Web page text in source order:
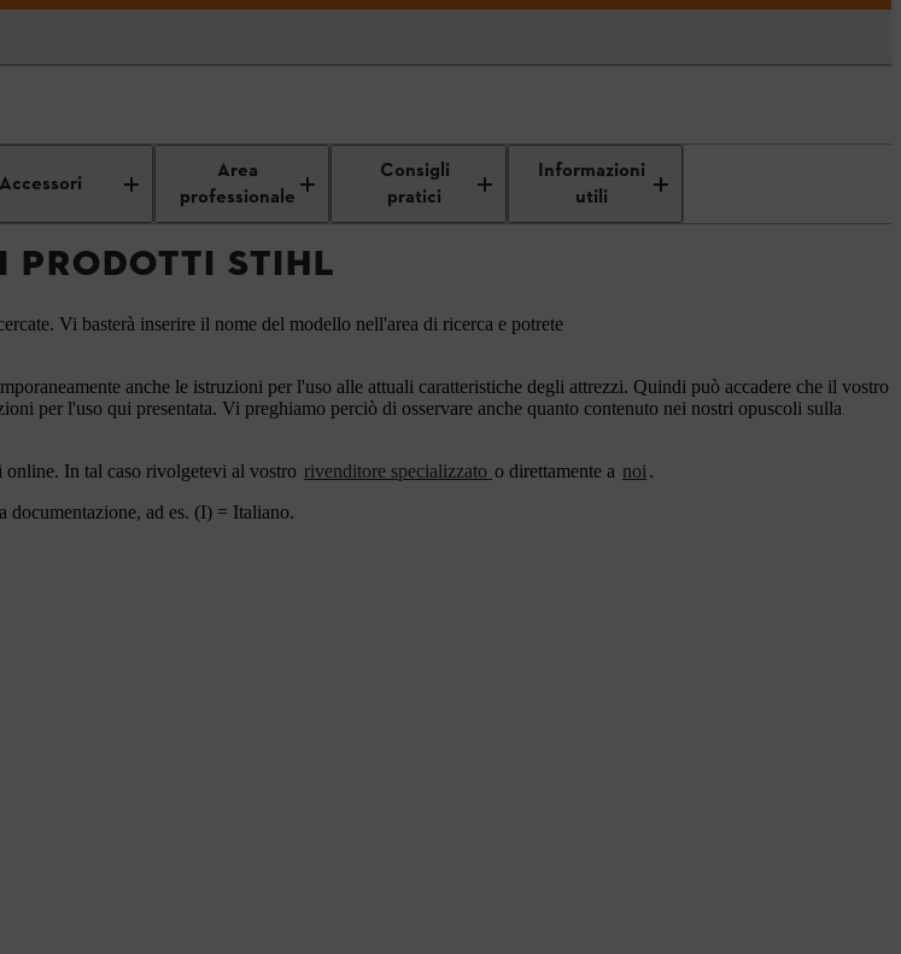
Accessori
Area
professionale
Consigli
pratici
Informazioni
utili
PRODOTTI STIHL
Vi basterà inserire il nome del modello nell'area di ricerca e potrete
anche le istruzioni per l'uso alle attuali caratteristiche degli attrezzi. Quindi può accadere che il vostro
per l'uso qui presentata. Vi preghiamo perciò di osservare anche quanto contenuto nei nostri opuscoli sulla
In tal caso rivolgetevi al vostro rivenditore specializzato o direttamente a noi .
documentazione, ad es. (I) = Italiano.